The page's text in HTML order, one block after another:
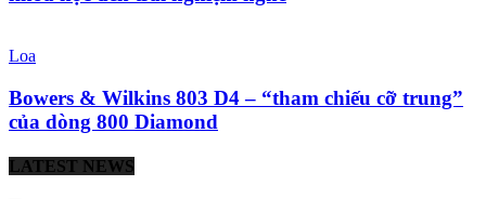
Loa
Bowers & Wilkins 803 D4 – “tham chiếu cỡ trung”
của dòng 800 Diamond
LATEST NEWS